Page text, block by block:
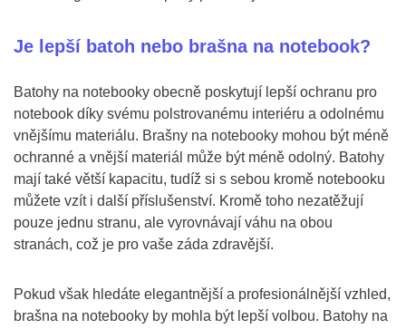
Je lepší batoh nebo brašna na notebook?
Batohy na notebooky obecně poskytují lepší ochranu pro
notebook díky svému polstrovanému interiéru a odolnému
vnějšímu materiálu. Brašny na notebooky mohou být méně
ochranné a vnější materiál může být méně odolný. Batohy
mají také větší kapacitu, tudíž si s sebou kromě notebooku
můžete vzít i další příslušenství. Kromě toho nezatěžují
pouze jednu stranu, ale vyrovnávají váhu na obou
stranách, což je pro vaše záda zdravější.
Pokud však hledáte elegantnější a profesionálnější vzhled,
brašna na notebooky by mohla být lepší volbou. Batohy na